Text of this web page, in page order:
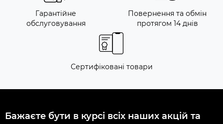
Гарантійне
обслуговування
Повернення та обмін
протягом 14 днів
Сертифіковані товари
Бажаєте бути в курсі всіх наших акцій та